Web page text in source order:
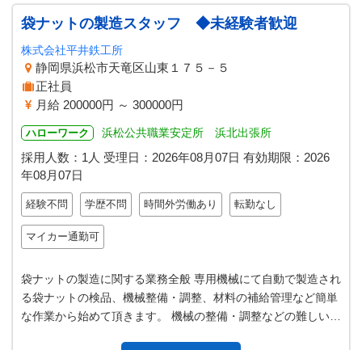
袋ナットの製造スタッフ ◆未経験者歓迎
株式会社平井鉄工所
静岡県浜松市天竜区山東１７５－５
正社員
月給 200000円 ～ 300000円
ハローワーク 浜松公共職業安定所 浜北出張所
採用人数：1人 受理日： 2026年08月07日 有効期限： 2026
年08月07日
経験不問 学歴不問 時間外労働あり 転勤なし
マイカー通勤可
袋ナットの製造に関する業務全般 専用機械にて自動で製造され
る袋ナットの検品、機械整備・調整、材料の補給管理など簡単
な作業から始めて頂きます。 機械の整備・調整などの難しい部